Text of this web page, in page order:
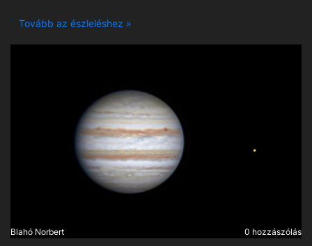
2026.04.09. Orosháza Hungary
Tovább az észleléshez »
Blahó Norbert 0 hozzászólás